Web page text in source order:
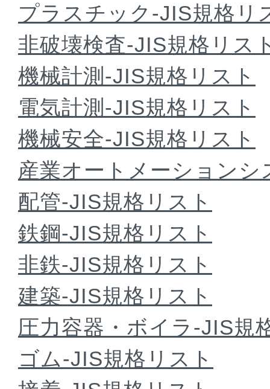
プラスチック-JIS規格リ
非破壊検査-JIS規格リス
機械計測-JIS規格リスト
電気計測-JIS規格リスト
機械安全-JIS規格リスト
産業オートメーション
配管-JIS規格リスト
鉄鋼-JIS規格リスト
非鉄-JIS規格リスト
建築-JIS規格リスト
圧力容器・ボイラ-JIS規
ゴム-JIS規格リスト